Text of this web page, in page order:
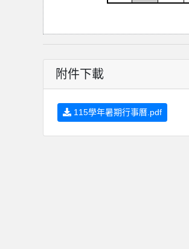
附件下載
115學年暑期行事曆.pdf